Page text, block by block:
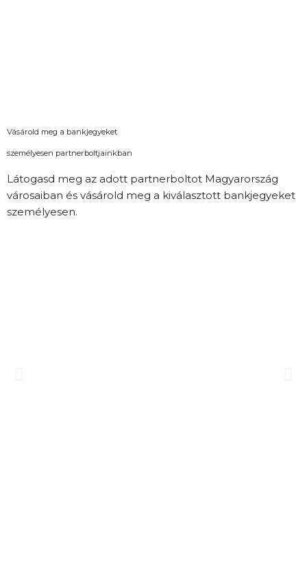
Vásárold meg a bankjegyeket
személyesen partnerboltjainkban
Látogasd meg az adott partnerboltot Magyarország
városaiban és vásárold meg a kiválasztott bankjegyeket
személyesen.